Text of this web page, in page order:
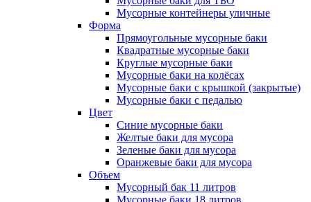
Мусорные контейнеры уличные
Форма
Прямоугольные мусорные баки
Квадратные мусорные баки
Круглые мусорные баки
Мусорные баки на колёсах
Мусорные баки с крышкой (закрытые)
Мусорные баки с педалью
Цвет
Синие мусорные баки
Желтые баки для мусора
Зеленые баки для мусора
Оранжевые баки для мусора
Объем
Мусорный бак 11 литров
Мусорные баки 18 литров